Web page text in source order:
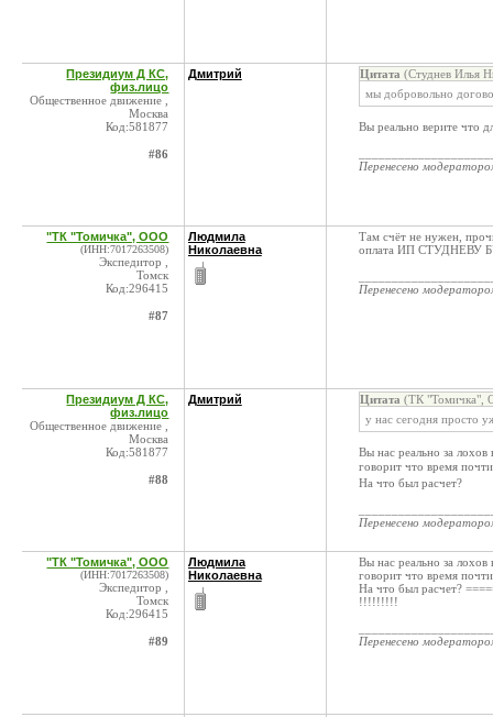
Президиум Д КС,
физ.лицо
Общественное движение ,
Москва
Код:581877
#86
Дмитрий Цитата (Студнев Илья
мы добровольно
Вы реально верите что
Перенесено
"ТК "Томичка", ООО
(ИНН:7017263508)
Экспедитор ,
Томск
Код:296415
#87
Людмила
Николаевна
Там счёт не нужен,
оплата ИП СТУДНЕВУ
Перенесено
Президиум Д КС,
физ.лицо
Общественное движение ,
Москва
Код:581877
#88
Дмитрий Цитата (ТК "Томичка",
у нас сегодня просто
Вы нас реально за
говорит что время
На что был расчет?
Перенесено
"ТК "Томичка", ООО
(ИНН:7017263508)
Экспедитор ,
Томск
Код:296415
#89
Людмила
Николаевна
Вы нас реально за
говорит что время
На что был расчет?
!!!!!!!!!
Перенесено